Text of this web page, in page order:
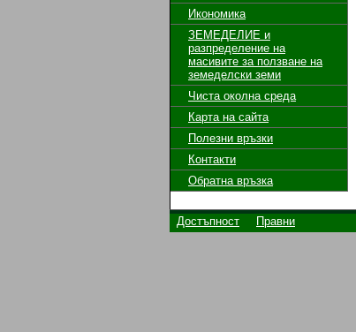
Икономика
ЗЕМЕДЕЛИЕ и
разпределение на
масивите за ползване на
земeделски земи
Чиста околна среда
Карта на сайта
Полезни връзки
Контакти
Обратна връзка
Достъпност Правни